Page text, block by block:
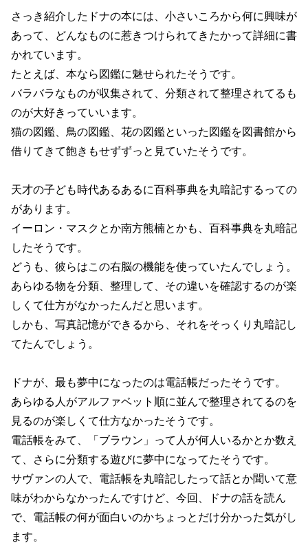
さっき紹介したドナの本には、小さいころから何に興味が
あって、どんなものに惹きつけられてきたかって詳細に書
かれています。
たとえば、本なら図鑑に魅せられたそうです。
バラバラなものが収集されて、分類されて整理されてるも
のが大好きっていいます。
猫の図鑑、鳥の図鑑、花の図鑑といった図鑑を図書館から
借りてきて飽きもせずずっと見ていたそうです。
天才の子ども時代あるあるに百科事典を丸暗記するっての
があります。
イーロン・マスクとか南方熊楠とかも、百科事典を丸暗記
したそうです。
どうも、彼らはこの右脳の機能を使っていたんでしょう。
あらゆる物を分類、整理して、その違いを確認するのが楽
しくて仕方がなかったんだと思います。
しかも、写真記憶ができるから、それをそっくり丸暗記し
てたんでしょう。
ドナが、最も夢中になったのは電話帳だったそうです。
あらゆる人がアルファベット順に並んで整理されてるのを
見るのが楽しくて仕方なかったそうです。
電話帳をみて、「ブラウン」って人が何人いるかとか数え
て、さらに分類する遊びに夢中になってたそうです。
サヴァンの人で、電話帳を丸暗記したって話とか聞いて意
味がわからなかったんですけど、今回、ドナの話を読ん
で、電話帳の何が面白いのかちょっとだけ分かった気がし
ます。